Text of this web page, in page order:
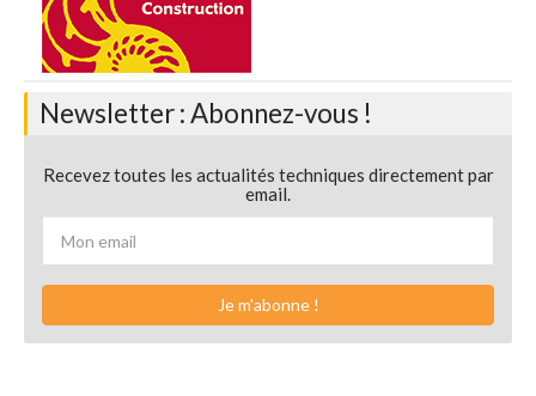
Newsletter : Abonnez-vous !
Recevez toutes les actualités techniques directement par
email.
Je m'abonne !